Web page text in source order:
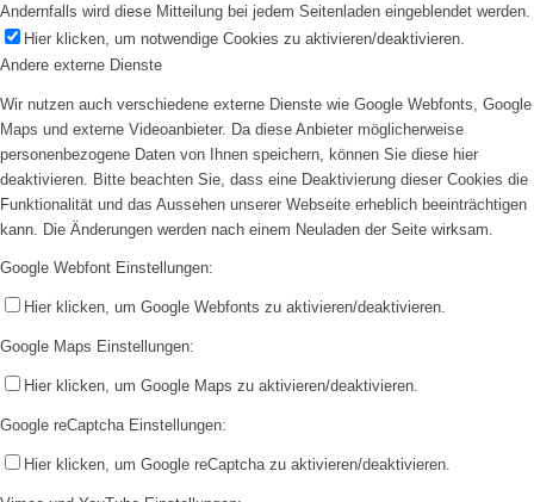
Andernfalls wird diese Mitteilung bei jedem Seitenladen eingeblendet werden.
Hier klicken, um notwendige Cookies zu aktivieren/deaktivieren.
Andere externe Dienste
Wir nutzen auch verschiedene externe Dienste wie Google Webfonts, Google
Maps und externe Videoanbieter. Da diese Anbieter möglicherweise
personenbezogene Daten von Ihnen speichern, können Sie diese hier
deaktivieren. Bitte beachten Sie, dass eine Deaktivierung dieser Cookies die
Funktionalität und das Aussehen unserer Webseite erheblich beeinträchtigen
kann. Die Änderungen werden nach einem Neuladen der Seite wirksam.
Google Webfont Einstellungen:
Hier klicken, um Google Webfonts zu aktivieren/deaktivieren.
Google Maps Einstellungen:
Hier klicken, um Google Maps zu aktivieren/deaktivieren.
Google reCaptcha Einstellungen:
Hier klicken, um Google reCaptcha zu aktivieren/deaktivieren.